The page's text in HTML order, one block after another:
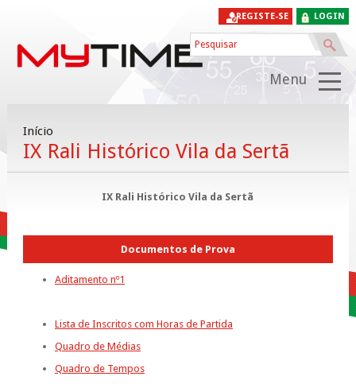
LOGIN
REGISTE-SE
Menu
Início
IX Rali Histórico Vila da Sertã
IX Rali Histórico Vila da Sertã
Documentos de Prova
Aditamento nº1
Lista de Inscritos com Horas de Partida
Quadro de Médias
Quadro de Tempos